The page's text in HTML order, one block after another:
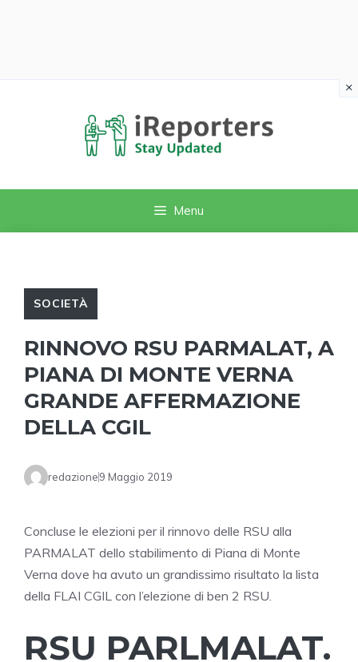
Menu
SOCIETÀ
RINNOVO RSU PARMALAT, A
PIANA DI MONTE VERNA
GRANDE AFFERMAZIONE
DELLA CGIL
redazione9 Maggio 2019
Concluse le elezioni per il rinnovo delle RSU alla
PARMALAT dello stabilimento di Piana di Monte
Verna dove ha avuto un grandissimo risultato la lista
della FLAI CGIL con l’elezione di ben 2 RSU.
RSU PARLMALAT.
×